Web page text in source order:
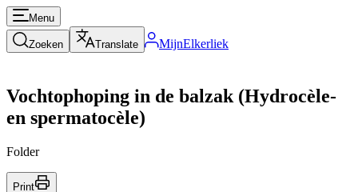
Menu
Zoeken Translate MijnElkerliek
Vochtophoping in de balzak (Hydrocèle-
en spermatocèle)
Folder
Print